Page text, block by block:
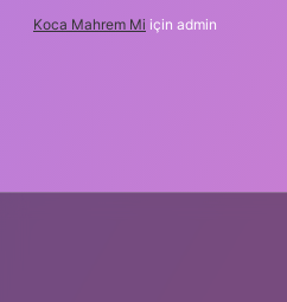
Koca Mahrem Mi için admin